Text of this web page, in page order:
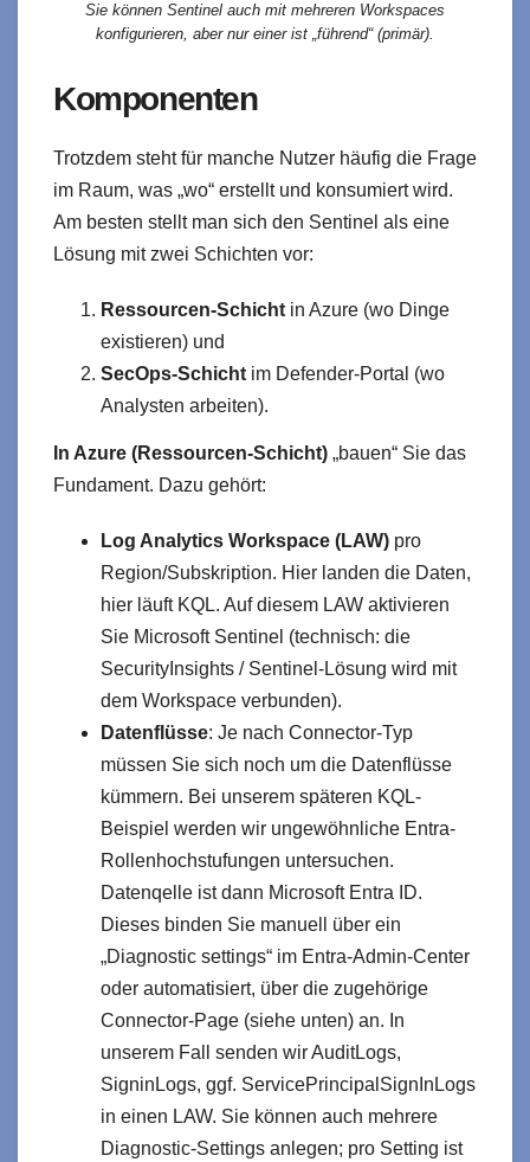
Sie können Sentinel auch mit mehreren Workspaces
konfigurieren, aber nur einer ist „führend“ (primär).
Komponenten
Trotzdem steht für manche Nutzer häufig die Frage
im Raum, was „wo“ erstellt und konsumiert wird.
Am besten stellt man sich den Sentinel als eine
Lösung mit zwei Schichten vor:
Ressourcen‑Schicht in Azure (wo Dinge
existieren) und
SecOps‑Schicht im Defender‑Portal (wo
Analysten arbeiten).
In Azure (Ressourcen‑Schicht) „bauen“ Sie das
Fundament. Dazu gehört:
Log Analytics Workspace (LAW) pro
Region/Subskription. Hier landen die Daten,
hier läuft KQL. Auf diesem LAW aktivieren
Sie Microsoft Sentinel (technisch: die
SecurityInsights / Sentinel‑Lösung wird mit
dem Workspace verbunden).
Datenflüsse: Je nach Connector-Typ
müssen Sie sich noch um die Datenflüsse
kümmern. Bei unserem späteren KQL-
Beispiel werden wir ungewöhnliche Entra-
Rollenhochstufungen untersuchen.
Datenqelle ist dann Microsoft Entra ID.
Dieses binden Sie manuell über ein
„Diagnostic settings“ im Entra‑Admin-Center
oder automatisiert, über die zugehörige
Connector-Page (siehe unten) an. In
unserem Fall senden wir AuditLogs,
SigninLogs, ggf. ServicePrincipalSignInLogs
in einen LAW. Sie können auch mehrere
Diagnostic‑Settings anlegen; pro Setting ist